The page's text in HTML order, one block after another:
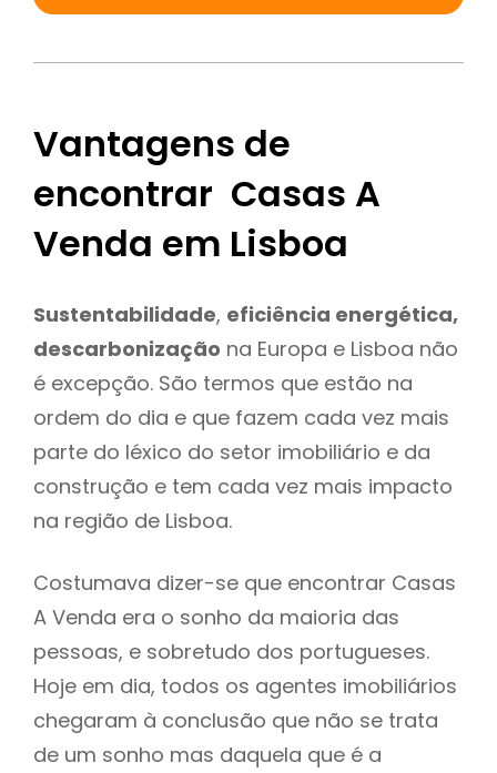
Vantagens de
encontrar Casas A
Venda em Lisboa
Sustentabilidade, eficiência energética,
descarbonização na Europa e Lisboa não
é excepção. São termos que estão na
ordem do dia e que fazem cada vez mais
parte do léxico do setor imobiliário e da
construção e tem cada vez mais impacto
na região de Lisboa.
Costumava dizer-se que encontrar Casas
A Venda era o sonho da maioria das
pessoas, e sobretudo dos portugueses.
Hoje em dia, todos os agentes imobiliários
chegaram à conclusão que não se trata
de um sonho mas daquela que é a